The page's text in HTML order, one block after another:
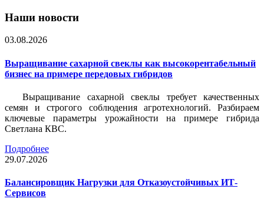
Наши новости
03.08.2026
Выращивание сахарной свеклы как высокорентабельный
бизнес на примере передовых гибридов
Выращивание сахарной свеклы требует качественных
семян и строгого соблюдения агротехнологий. Разбираем
ключевые параметры урожайности на примере гибрида
Светлана КВС.
Подробнее
29.07.2026
Балансировщик Нагрузки для Отказоустойчивых ИТ-
Сервисов